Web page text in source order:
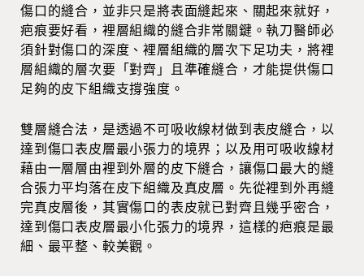
傷口的縫合，並非只是將表面縫起來、關起來就好，
疤痕要好看，裡層組織的縫合非常關鍵。執刀醫師必
須針對傷口的深度、裡層組織的層次下足功夫，將裡
層組織的層次要「對齊」且準確縫合，才能提供傷口
足夠的皮下組織支撐強度。
雙層縫合法，是透過不可吸收線材做到表皮縫合，以
達到傷口表皮層最小張力的境界；以及用可吸收線材
藉由一層層由裡到外層的皮下縫合，讓傷口最大的縫
合張力平均落在皮下組織及真皮層。先從裡到外再縫
完真皮層後，其實傷口的表皮就已對齊且幾乎密合，
達到傷口表皮層最小化張力的境界，這樣的疤痕是最
細、最平整、較美觀。